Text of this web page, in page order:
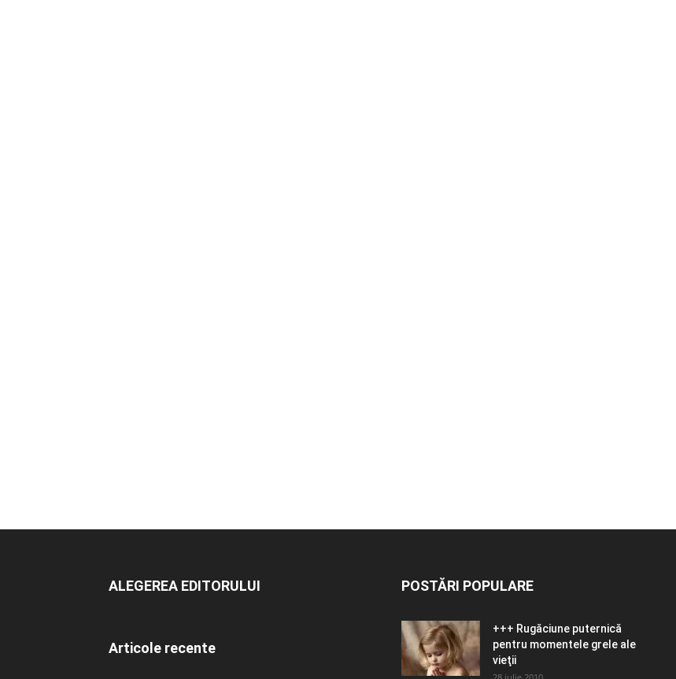
ALEGEREA EDITORULUI
Articole recente
POSTĂRI POPULARE
+++ Rugăciune puternică
pentru momentele grele ale
vieţii